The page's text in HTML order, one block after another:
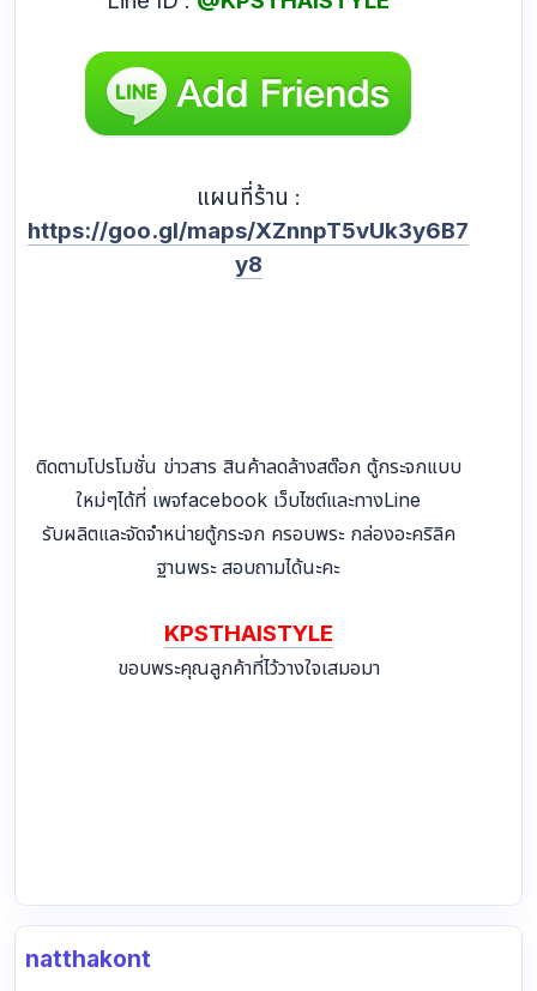
แผนที่ร้าน :
https://goo.gl/maps/XZnnpT5vUk3y6B7
y8
ติดตามโปรโมชั่น ข่าวสาร สินค้าลดล้างสต๊อก ตู้กระจกแบบ
ใหม่ๆได้ที่ เพจfacebook เว็บไซต์และทางLine
รับผลิตและจัดจำหน่ายตู้กระจก ครอบพระ กล่องอะคริลิค
ฐานพระ สอบถามได้นะคะ
KPSTHAISTYLE
ขอบพระคุณลูกค้าที่ไว้วางใจเสมอมา
natthakont